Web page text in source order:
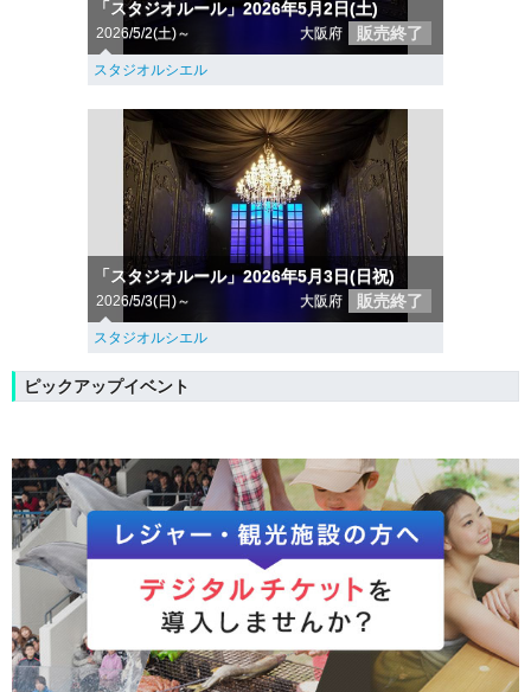
「スタジオルール」2026年5月2日(土)
2026/5/2(土)～ 大阪府 販売終了
スタジオルシエル
「スタジオルール」2026年5月3日(日祝)
2026/5/3(日)～ 大阪府 販売終了
スタジオルシエル
ピックアップイベント